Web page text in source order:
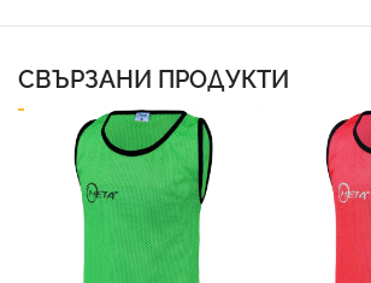
СВЪРЗАНИ ПРОДУКТИ